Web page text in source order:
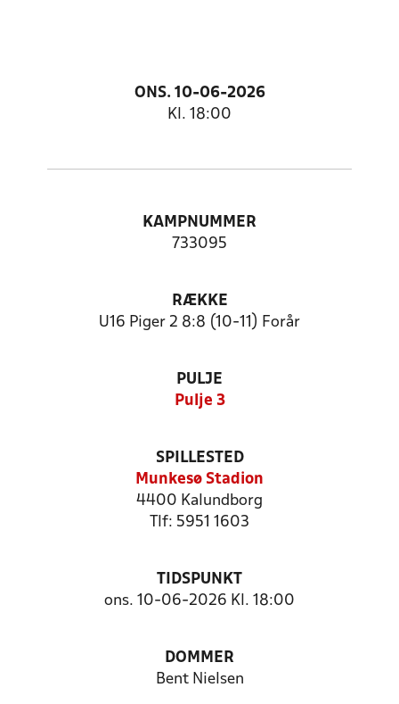
ONS. 10-06-2026
Kl. 18:00
KAMPNUMMER
733095
RÆKKE
U16 Piger 2 8:8 (10-11) Forår
PULJE
Pulje 3
SPILLESTED
Munkesø Stadion
4400 Kalundborg
Tlf: 5951 1603
TIDSPUNKT
ons. 10-06-2026 Kl. 18:00
DOMMER
Bent Nielsen